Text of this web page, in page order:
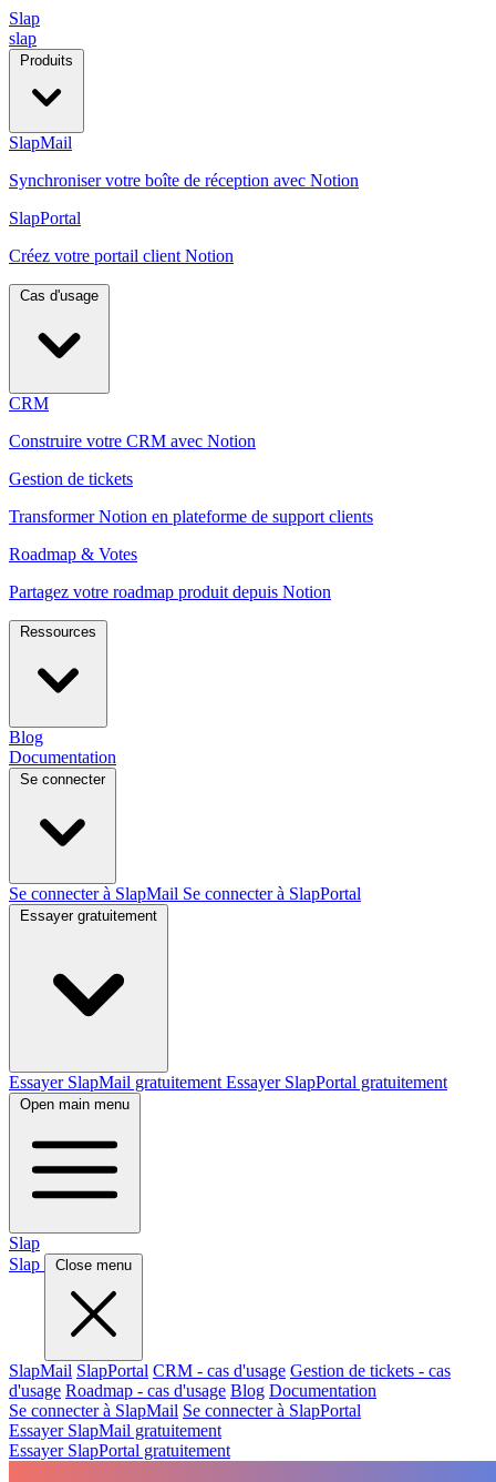
Slap
slap
Produits
SlapMail
Synchroniser votre boîte de réception avec Notion
SlapPortal
Créez votre portail client Notion
Cas d'usage
CRM
Construire votre CRM avec Notion
Gestion de tickets
Transformer Notion en plateforme de support clients
Roadmap & Votes
Partagez votre roadmap produit depuis Notion
Ressources
Blog
Documentation
Se connecter
Se connecter à SlapMail Se connecter à SlapPortal
Essayer gratuitement
Essayer SlapMail gratuitement Essayer SlapPortal gratuitement
Open main menu
Slap
Slap
Close menu
SlapMail SlapPortal CRM - cas d'usage Gestion de tickets - cas
d'usage Roadmap - cas d'usage Blog Documentation
Se connecter à SlapMail Se connecter à SlapPortal
Essayer SlapMail gratuitement
Essayer SlapPortal gratuitement